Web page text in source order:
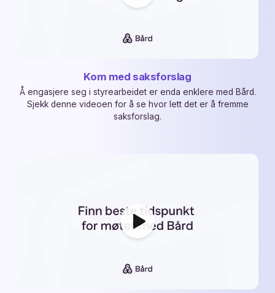
Kom med saksforslag
Å engasjere seg i styrearbeidet er enda enklere med Bård.
Sjekk denne videoen for å se hvor lett det er å fremme
saksforslag.